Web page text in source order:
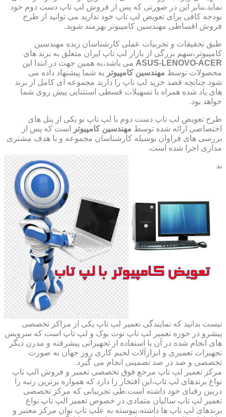
نماید.بنابر این در صورتی که پس از فروش لپ تاپ دست دوم خود
بودجه کافی برای تعویض لپ تاپ خود ندارید می توانید از طرح
فروش اقساطی مهندسین کامپیوتر بهرمند شوید.
طبق تحقیقات و تجربیات عملی کارشناسان زبده مهندسین
کامپیوتر،سهم بزرگی از بازار لپ تاپ ایران متعلق به برند های
ASUS-LENOVO-ACER می باشد،به همین جهت در ابتدا این
محصولات توسط مهندسین کامپیوتر به شما پیشنهاد داده می
شود.چنانچه قصد خرید لپ تاپ را دارید مجموعه ای کامل از برند
های یاد شده همراه با تسهیلات قسطی استثنایی پیش روی شما
خواهد بود.
طرح تعویض لپ تاپ دست دوم با لپ تاپ نو یکی از پنل های
اختصاصی ارائه شده توسط مهندسین کامپیوتر
است که پس از
بررسی های فراوان بوسیله کارشناسان مجموعه و با هدف مشتری
مداری اجرا شده است.
بد
نیست بدانید که نمایندگی تعمیر لپ تاپ یکی از مراکز تخصصی
پیشرو در حوزه تعمیر لپ تاپ نوت بوک و لپ تاپ است که سرویس
های انجام شده در آن با استفاده از تجهیزاتی پیشرفته و مدرن دیگر
تجهیزات تعمیری و ابزارآلات لحیم کاری روز جهان به صورت
تخصصی و صد در صد تضمینی انجام می گیرد.
مرکز تعمیر لپ تاپ مرجع فوق تخصصی تعمیر و فروش الپ تاپ
نواع برندهای لپ تاپ،این افتخار را دارد که همواره برترین رتبه را
دربین رقبای خود داشته است.طی تجربیاتی که مرکز تخصصی
تعمیر لپ تاپ سالیان متمادی در خصوص تعمیر الپ تاپ نواع
برندهای لپ تاپ ها داشته،پیوسته به علپ تاپ نوان مرکز معتبر و